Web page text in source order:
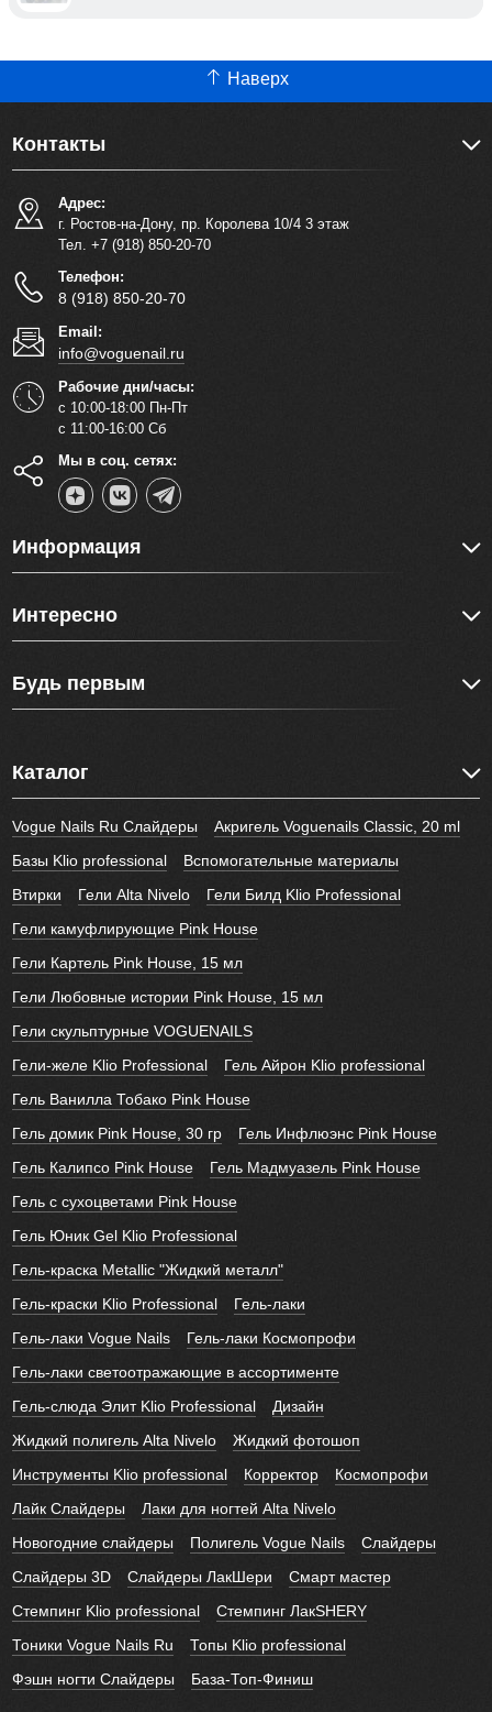
Наверх
Контакты
Адрес:
г. Ростов-на-Дону, пр. Королева 10/4 3 этаж
Тел. +7 (918) 850-20-70
Телефон:
8 (918) 850-20-70
Email:
info@voguenail.ru
Рабочие дни/часы:
с 10:00-18:00 Пн-Пт
с 11:00-16:00 Сб
Мы в соц. сетях:
Информация
Интересно
Будь первым
Каталог
Vogue Nails Ru Слайдеры
Акригель Voguenails Classic, 20 ml
Базы Klio professional
Вспомогательные материалы
Втирки
Гели Alta Nivelo
Гели Билд Klio Professional
Гели камуфлирующие Pink House
Гели Картель Pink House, 15 мл
Гели Любовные истории Pink House, 15 мл
Гели скульптурные VOGUENAILS
Гели-желе Klio Professional
Гель Айрон Klio professional
Гель Ванилла Тобако Pink House
Гель домик Pink House, 30 гр
Гель Инфлюэнс Pink House
Гель Калипсо Pink House
Гель Мадмуазель Pink House
Гель с сухоцветами Pink House
Гель Юник Gel Klio Professional
Гель-краска Metallic "Жидкий металл"
Гель-краски Klio Professional
Гель-лаки
Гель-лаки Vogue Nails
Гель-лаки Космопрофи
Гель-лаки светоотражающие в ассортименте
Гель-слюда Элит Klio Professional
Дизайн
Жидкий полигель Alta Nivelo
Жидкий фотошоп
Инструменты Klio professional
Корректор
Космопрофи
Лайк Слайдеры
Лаки для ногтей Alta Nivelo
Новогодние слайдеры
Полигель Vogue Nails
Слайдеры
Слайдеры 3D
Слайдеры ЛакШери
Смарт мастер
Стемпинг Klio professional
Стемпинг ЛакSHERY
Тоники Vogue Nails Ru
Топы Klio professional
Фэшн ногти Слайдеры
База-Топ-Финиш